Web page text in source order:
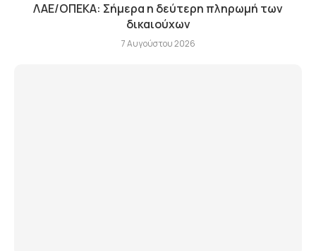
ΛΑΕ/ΟΠΕΚΑ: Σήμερα η δεύτερη πληρωμή των
δικαιούχων
7 Αυγούστου 2026